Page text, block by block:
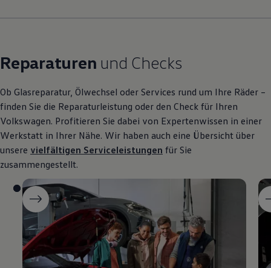
Reparaturen und Checks
Ob Glasreparatur, Ölwechsel oder Services rund um Ihre Räder –
finden Sie die Reparaturleistung oder den Check für Ihren
Volkswagen. Profitieren Sie dabei von Expertenwissen in einer
Werkstatt in Ihrer Nähe. Wir haben auch eine Übersicht über
unsere vielfältigen Serviceleistungen für Sie
zusammengestellt.